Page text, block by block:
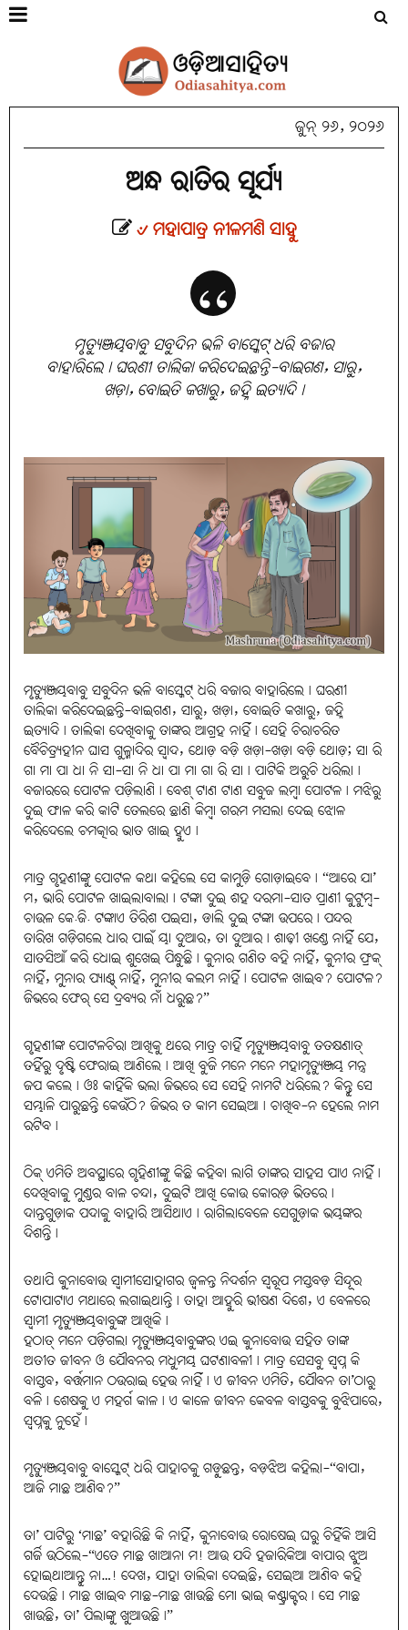
ଜୁନ୍ ୨୬, ୨୦୨୬
ଅନ୍ଧ ରାତିର ସୂର୍ଯ୍ୟ
୰ ମହାପାତ୍ର ନୀଳମଣି ସାହୁ
ମୃତ୍ୟୁଞ୍ଜୟବାବୁ ସବୁଦିନ ଭଳି ବାସ୍କେଟ୍ ଧରି ବଜାର
ବାହାରିଲେ। ଘରଣୀ ତାଲିକା କରିଦେଇଛନ୍ତି-ବାଇଗଣ, ସାରୁ,
ଖଡ଼ା, ବୋଇତି କଖାରୁ, ଜହ୍ନି ଇତ୍ୟାଦି।
ମୃତ୍ୟୁଞ୍ଜୟବାବୁ ସବୁଦିନ ଭଳି ବାସ୍କେଟ୍ ଧରି ବଜାର ବାହାରିଲେ। ଘରଣୀ
ତାଲିକା କରିଦେଇଛନ୍ତି-ବାଇଗଣ, ସାରୁ, ଖଡ଼ା, ବୋଇତି କଖାରୁ, ଜହ୍ନି
ଇତ୍ୟାଦି। ତାଲିକା ଦେଖିବାକୁ ତାଙ୍କର ଆଗ୍ରହ ନାହିଁ। ସେହି ଚିରାଚରିତ
ବୈଚିତ୍ର୍ୟହୀନ ଘାସ ଗୁଳ୍ମାଦିର ସ୍ବାଦ, ଥୋଡ଼ ବଡ଼ି ଖଡ଼ା-ଖଡ଼ା ବଡ଼ି ଥୋଡ଼; ସା ରି
ଗା ମା ପା ଧା ନି ସା-ସା ନି ଧା ପା ମା ଗା ରି ସା। ପାଟିକି ଅରୁଚି ଧରିଲା।
ବଜାରରେ ପୋଟଳ ପଡ଼ିଲାଣି। ବେଶ୍ ଟାଣ ଟାଣ ସବୁଜ ଲମ୍ବା ପୋଟଳ। ମଝିରୁ
ଦୁଇ ଫାଳ କରି କାଟି ତେଲରେ ଛାଣି କିମ୍ବା ଗରମ ମସଲା ଦେଇ ଝୋଳ
କରିଦେଲେ ଚମତ୍କାର ଭାତ ଖାଇ ହୁଏ।
ମାତ୍ର ଗୃହଣୀଙ୍କୁ ପୋଟଳ କଥା କହିଲେ ସେ କାମୁଡ଼ି ଗୋଡ଼ାଇବେ। “ଆରେ ଯା’
ମ, ଭାରି ପୋଟଳ ଖାଇଲାବାଲା। ଟଙ୍କା ଦୁଇ ଶହ ଦରମା-ସାତ ପ୍ରାଣୀ କୁଟୁମ୍ବ-
ଚାଉଳ କେ.ଜି. ଟଙ୍କାଏ ତିରିଶ ପଇସା, ଡାଲି ଦୁଇ ଟଙ୍କା ଉପରେ। ପନ୍ଦର
ତାରିଖ ଗଡ଼ିଗଲେ ଧାର ପାଇଁ ୟା ଦୁଆର, ତା ଦୁଆର। ଶାଢ଼ୀ ଖଣ୍ଡେ ନାହିଁ ଯେ,
ସାତସିଆଁ କରି ଧୋଇ ଶୁଖେଇ ପିନ୍ଧୁଛି। କୁନାର ଗଣିତ ବହି ନାହିଁ, କୁନୀର ଫ୍ରକ୍
ନାହିଁ, ମୁନାର ପ୍ୟାଣ୍ଟ୍ ନାହିଁ, ମୁନୀର କଲମ ନାହିଁ। ପୋଟଳ ଖାଇବ? ପୋଟଳ?
ଜିଭରେ ଫେର୍ ସେ ଦ୍ରବ୍ୟର ନାଁ ଧରୁଛ?”
ଗୃହଣୀଙ୍କ ପୋଟଳଚିରା ଆଖିକୁ ଥରେ ମାତ୍ର ଚାହିଁ ମୃତ୍ୟୁଞ୍ଜୟବାବୁ ତତକ୍ଷଣାତ୍
ତହିଁରୁ ଦୃଷ୍ଟି ଫେରାଇ ଆଣିଲେ। ଆଖି ବୁଜି ମନେ ମନେ ମହାମୃତ୍ୟୁଞ୍ଜୟ ମନ୍ତ୍ର
ଜପ କଲେ। ଓଃ କାହିଁକି ଭଲା ଜିଭରେ ସେ ସେହି ନାମଟି ଧରିଲେ? କିନ୍ତୁ ସେ
ସମ୍ଭାଳି ପାରୁଛନ୍ତି କେଉଁଠି? ଜିଭର ତ କାମ ସେଇଆ। ଚାଖିବ-ନ ହେଲେ ନାମ
ରଟିବ।
ଠିକ୍ ଏମିତି ଅବସ୍ଥାରେ ଗୃହିଣୀଙ୍କୁ କିଛି କହିବା ଲାଗି ତାଙ୍କର ସାହସ ପାଏ ନାହିଁ।
ଦେଖିବାକୁ ମୁଣ୍ଡର ବାଳ ଚନ୍ଦା, ଦୁଇଟି ଆଖି କୋଉ କୋରଡ଼ ଭିତରେ।
ଦାନ୍ତଗୁଡ଼ାକ ପଦାକୁ ବାହାରି ଆସିଥାଏ। ରାଗିଲାବେଳେ ସେଗୁଡ଼ାକ ଭୟଙ୍କର
ଦିଶନ୍ତି।
ତଥାପି କୁନାବୋଉ ସ୍ବାମୀସୋହାଗର ଜ୍ୱଳନ୍ତ ନିଦର୍ଶନ ସ୍ବରୂପ ମସ୍ତବଡ଼ ସିନ୍ଦୂର
ଟୋପାଟାଏ ମଥାରେ ଲଗାଇଥାନ୍ତି। ତାହା ଆହୁରି ଭୀଷଣ ଦିଶେ, ଏ ବେଳରେ
ସ୍ବାମୀ ମୃତ୍ୟୁଞ୍ଜୟବାବୁଙ୍କ ଆଖିକି।
ହଠାତ୍ ମନେ ପଡ଼ିଗଲା ମୃତ୍ୟୁଞ୍ଜୟବାବୁଙ୍କର ଏଇ କୁନାବୋଉ ସହିତ ତାଙ୍କ
ଅତୀତ ଜୀବନ ଓ ଯୌବନର ମଧୁମୟ ଘଟଣାବଳୀ। ମାତ୍ର ସେସବୁ ସ୍ବପ୍ନ କି
ବାସ୍ତବ, ବର୍ତ୍ତମାନ ଠଉରାଇ ହେଉ ନାହିଁ। ଏ ଜୀବନ ଏମିତି, ଯୌବନ ତା’ଠାରୁ
ବଳି। ଶେଷକୁ ଏ ମହର୍ଗ କାଳ। ଏ କାଳେ ଜୀବନ କେବଳ ବାସ୍ତବକୁ ବୁଝିପାରେ,
ସ୍ୱପ୍ନକୁ ନୁହେଁ।
ମୃତ୍ୟୁଞ୍ଜୟବାବୁ ବାସ୍କେଟ୍ ଧରି ପାହାଚକୁ ଗଡ଼ୁଛନ୍ତ, ବଡ଼ଝିଅ କହିଲା-“ବାପା,
ଆଜି ମାଛ ଆଣିବ?”
ତା’ ପାଟିରୁ ‘ମାଛ’ ବହାରିଛି କି ନାହିଁ, କୁନାବୋଉ ରୋଷେଇ ଘରୁ ଚିହିଁକି ଆସି
ଗର୍ଜି ଉଠିଲେ-“ଏତେ ମାଛ ଖାଆନା ମ! ଆଉ ଯଦି ହଜାରିକିଆ ବାପାର ଝୁଅ
ହୋଇଥାଆନ୍ତୁ ନା…! ଦେଖ, ଯାହା ତାଲିକା ଦେଇଛି, ସେଇଆ ଆଣିବ କହି
ଦେଉଛି। ମାଛ ଖାଇବ ମାଛ-ମାଛ ଖାଉଛି ମୋ ଭାଇ କଣ୍ଟ୍ରାକ୍ଟର। ସେ ମାଛ
ଖାଉଛି, ତା’ ପିଲାଙ୍କୁ ଖୁଆଉଛି।”